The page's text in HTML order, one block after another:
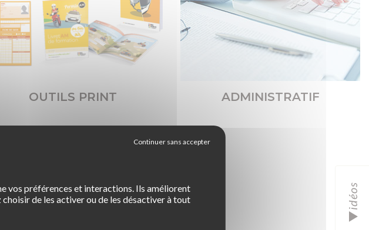
OUTILS PRINT ADMINISTRATIF
idéos
vos préférences et interactions. Ils améliorent
de les activer ou de les désactiver à tout